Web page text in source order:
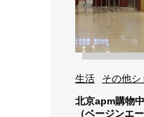
生活
その他シ
北京apm購物
（ベージンエ